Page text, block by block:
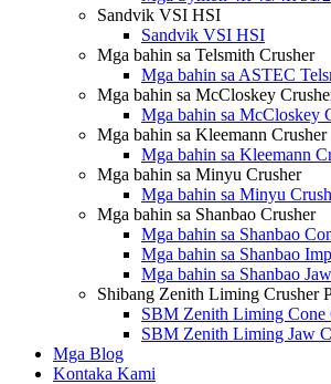
Sandvik VSI HSI
Sandvik VSI HSI
Mga bahin sa Telsmith Crusher
Mga bahin sa ASTEC
Mga bahin sa McCloskey
Mga bahin sa McCloskey
Mga bahin sa Kleemann Crusher
Mga bahin sa Kleemann
Mga bahin sa Minyu Crusher
Mga bahin sa Minyu
Mga bahin sa Shanbao Crusher
Mga bahin sa Shanbao
Mga bahin sa Shanbao
Mga bahin sa Shanbao
Shibang Zenith Liming Crusher
SBM Zenith Liming Cone
SBM Zenith Liming Jaw
Mga Blog
Kontaka Kami